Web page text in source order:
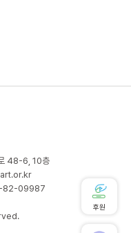
48-6, 10층
82-09987
후원